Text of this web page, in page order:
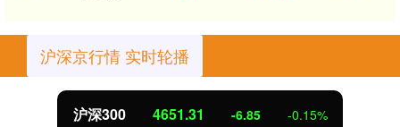
沪深京行情 实时轮播
北证50 1122.88 3.42 0.30%